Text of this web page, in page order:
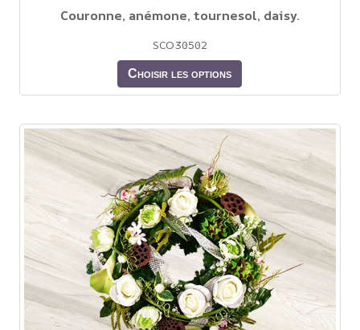
Couronne, anémone, tournesol, daisy.
SCO30502
Choisir les options